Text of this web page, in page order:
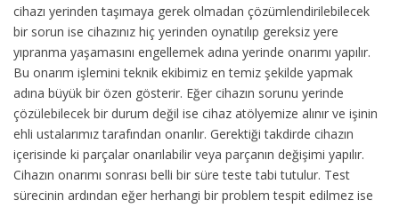
cihazı yerinden taşımaya gerek olmadan çözümlendirilebilecek
bir sorun ise cihazınız hiç yerinden oynatılıp gereksiz yere
yıpranma yaşamasını engellemek adına yerinde onarımı yapılır.
Bu onarım işlemini teknik ekibimiz en temiz şekilde yapmak
adına büyük bir özen gösterir. Eğer cihazın sorunu yerinde
çözülebilecek bir durum değil ise cihaz atölyemize alınır ve işinin
ehli ustalarımız tarafından onarılır. Gerektiği takdirde cihazın
içerisinde ki parçalar onarılabilir veya parçanın değişimi yapılır.
Cihazın onarımı sonrası belli bir süre teste tabi tutulur. Test
sürecinin ardından eğer herhangi bir problem tespit edilmez ise